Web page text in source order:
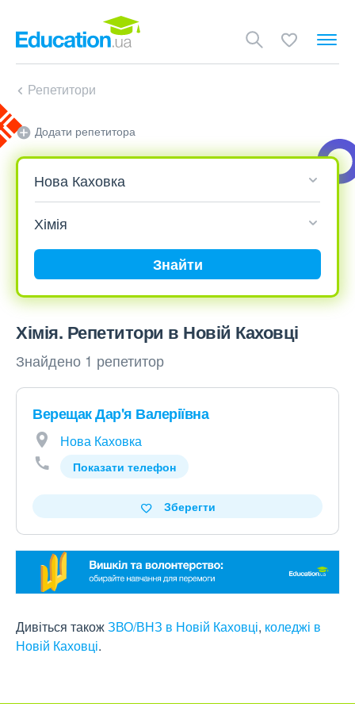
Репетитори
Додати репетитора
Знайти
Хімія. Репетитори в Новій Каховці
Знайдено 1 репетитор
Верещак Дар'я Валеріївна
Нова Каховка
Показати телефон
Зберегти
Дивіться такожЗВО/ВНЗ в Новій Каховці, коледжі в
Новій Каховці.